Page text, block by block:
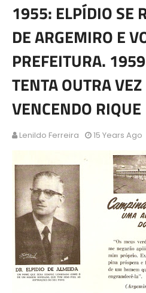
1955: ELPÍDIO SE
DE ARGEMIRO E
PREFEITURA.
TENTA OUTRA VEZ
VENCENDO RIQUE
Lenildo Ferreira 15 Years Ago